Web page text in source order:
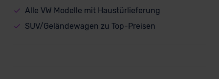
Alle VW Modelle mit Haustürlieferung
SUV/Geländewagen zu Top-Preisen